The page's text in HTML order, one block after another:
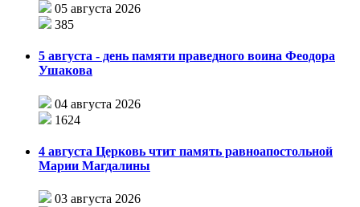
05 августа 2026
385
5 августа - день памяти праведного воина Феодора
Ушакова
04 августа 2026
1624
4 августа Церковь чтит память равноапостольной
Марии Магдалины
03 августа 2026